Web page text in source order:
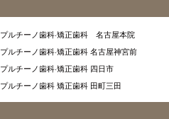
プルチーノ歯科·矯正歯科 名古屋本院
プルチーノ歯科·矯正歯科 名古屋神宮前
プルチーノ歯科·矯正歯科 四日市
プルチーノ歯科 矯正歯科 田町三田